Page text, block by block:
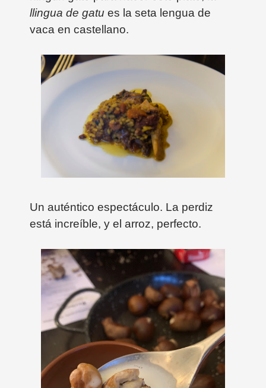
llingua de gatu es la seta lengua de
vaca en castellano.
Un auténtico espectáculo. La perdiz
está increíble, y el arroz, perfecto.